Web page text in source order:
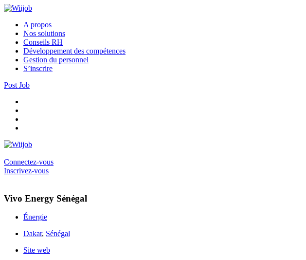
A propos
Nos solutions
Conseils RH
Développement des compétences
Gestion du personnel
S’inscrire
Post Job
Connectez-vous
Inscrivez-vous
Vivo Energy Sénégal
Énergie
Dakar, Sénégal
Site web